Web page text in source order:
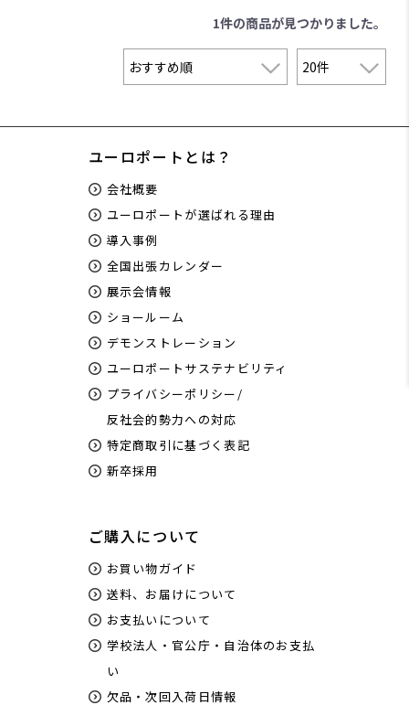
1件の商品が見つかりました。
ユーロポートとは？
会社概要
ユーロポートが選ばれる理由
導入事例
全国出張カレンダー
展示会情報
ショールーム
デモンストレーション
ユーロポートサステナビリティ
プライバシーポリシー/
反社会的勢力への対応
特定商取引に基づく表記
新卒採用
ご購入について
お買い物ガイド
送料、お届けについて
お支払いについて
学校法人・官公庁・自治体のお支払
い
欠品・次回入荷日情報